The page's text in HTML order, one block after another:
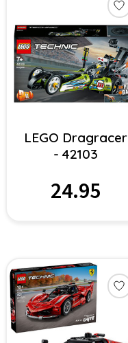
LEGO Dragracer
- 42103
24.95